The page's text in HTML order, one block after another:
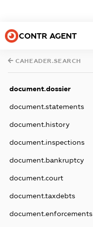
CONTR AGENT
CAHEADER.SEARCH
document.dossier
document.statements
document.history
document.inspections
document.bankruptcy
document.court
document.taxdebts
document.enforcements